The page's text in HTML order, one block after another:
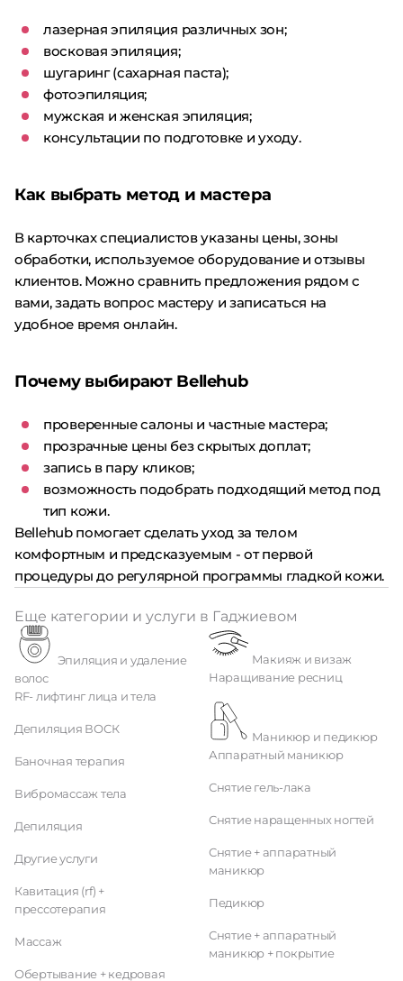
лазерная эпиляция различных зон;
восковая эпиляция;
шугаринг (сахарная паста);
фотоэпиляция;
мужская и женская эпиляция;
консультации по подготовке и уходу.
Как выбрать метод и мастера
В карточках специалистов указаны цены, зоны
обработки, используемое оборудование и отзывы
клиентов. Можно сравнить предложения рядом с
вами, задать вопрос мастеру и записаться на
удобное время онлайн.
Почему выбирают Bellehub
проверенные салоны и частные мастера;
прозрачные цены без скрытых доплат;
запись в пару кликов;
возможность подобрать подходящий метод под
тип кожи.
Bellehub помогает сделать уход за телом
комфортным и предсказуемым - от первой
процедуры до регулярной программы гладкой кожи.
Еще категории и услуги в Гаджиевом
волос
RF- лифтинг лица и тела
Депиляция ВОСК
Баночная терапия
Вибромассаж тела
Депиляция
Другие услуги
Кавитация (rf) +
прессотерапия
Массаж
Обертывание + кедровая
Макияж и визаж
Наращивание ресниц
Маникюр и педикюр
Аппаратный маникюр
Снятие гель-лака
Снятие наращенных ногтей
Снятие + аппаратный
маникюр
Педикюр
Снятие + аппаратный
маникюр + покрытие